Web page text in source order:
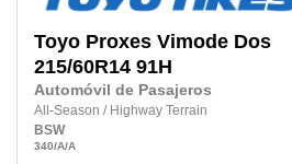
Toyo Proxes Vimode Dos
215/60R14 91H
Automóvil de Pasajeros
All-Season / Highway Terrain
BSW
340/A/A